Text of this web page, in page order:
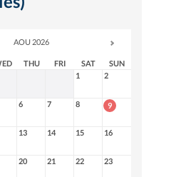
AOU 2026
THU FRI SAT
SUN
1
2
6 7 8 9
13 14 15 16
20 21 22 23